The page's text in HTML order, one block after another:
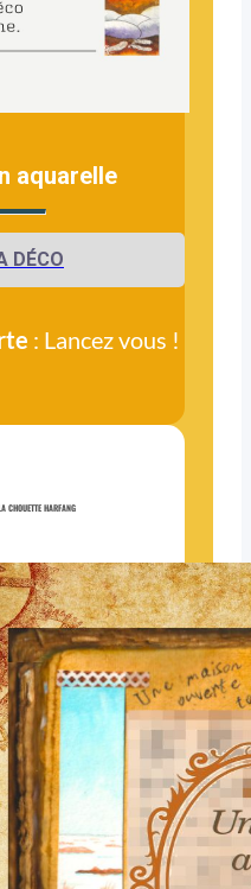
aquarelle
DÉCO
: Lancez vous !
CHOUETTE HARFANG